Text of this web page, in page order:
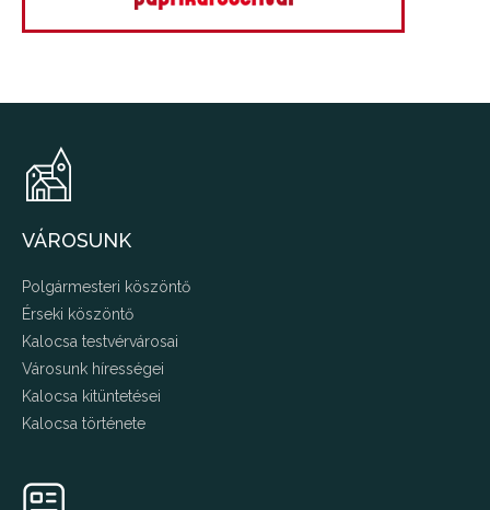
VÁROSUNK
Polgármesteri köszöntő
Érseki köszöntő
Kalocsa testvérvárosai
Városunk hírességei
Kalocsa kitüntetései
Kalocsa története